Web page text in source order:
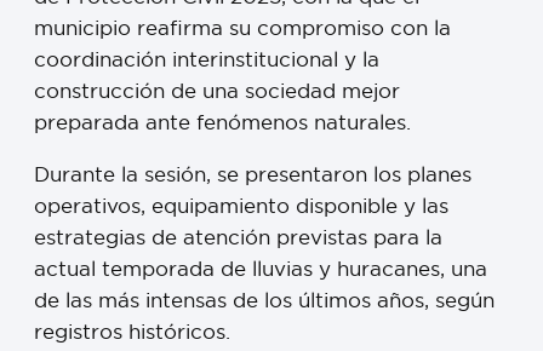
municipio reafirma su compromiso con la
coordinación interinstitucional y la
construcción de una sociedad mejor
preparada ante fenómenos naturales.
Durante la sesión, se presentaron los planes
operativos, equipamiento disponible y las
estrategias de atención previstas para la
actual temporada de lluvias y huracanes, una
de las más intensas de los últimos años, según
registros históricos.